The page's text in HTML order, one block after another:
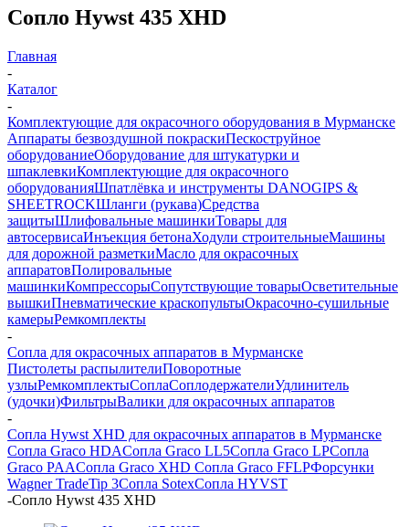
Сопло Hywst 435 XHD
Главная
-
Каталог
-
Комплектующие для окрасочного оборудования в Мурманске
Аппараты безвоздушной покраскиПескоструйное
оборудованиеОборудование для штукатурки и
шпаклевкиКомплектующие для окрасочного
оборудованияШпатлёвка и инструменты DANOGIPS &
SHEETROCKШланги (рукава)Средства
защитыШлифовальные машинкиТовары для
автосервисаИнъекция бетонаХодули строительныеМашины
для дорожной разметкиМасло для окрасочных
аппаратовПолировальные
машинкиКомпрессорыСопутствующие товарыОсветительные
вышкиПневматические краскопультыОкрасочно-сушильные
камерыРемкомплекты
-
Сопла для окрасочных аппаратов в Мурманске
Пистолеты распылителиПоворотные
узлыРемкомплектыСоплаСоплодержателиУдлинитель
(удочки)ФильтрыВалики для окрасочных аппаратов
-
Сопла Hywst XHD для окрасочных аппаратов в Мурманске
Сопла Graco HDAСопла Graco LL5Сопла Graco LPСопла
Graco PAAСопла Graco XHD Сопла Graco FFLPФорсунки
Wagner TradeTip 3Сопла SotexСопла HYVST
-Сопло Hywst 435 XHD